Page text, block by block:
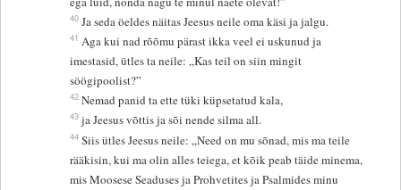
40 Ja seda öeldes näitas Jeesus neile oma käsi ja jalgu.
41 Aga kui nad rõõmu pärast ikka veel ei uskunud ja
imestasid, ütles ta neile: „Kas teil on siin mingit
söögipoolist?”
42 Nemad panid ta ette tüki küpsetatud kala,
43 ja Jeesus võttis ja sõi nende silma all.
44 Siis ütles Jeesus neile: „Need on mu sõnad, mis ma teile
rääkisin, kui ma olin alles teiega, et kõik peab täide minema,
mis Moosese Seaduses ja Prohvetites ja Psalmides minu